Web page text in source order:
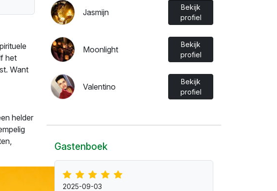
het
Want
helder
Jasmijn
Bekijk
profiel
Moonlight
Bekijk
profiel
Valentino
Bekijk
profiel
Gastenboek
2025-09-03